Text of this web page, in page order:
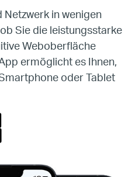
Netzwerk in wenigen
Sie die leistungsstarke
Weboberfläche
ermöglicht es Ihnen,
oder Tablet